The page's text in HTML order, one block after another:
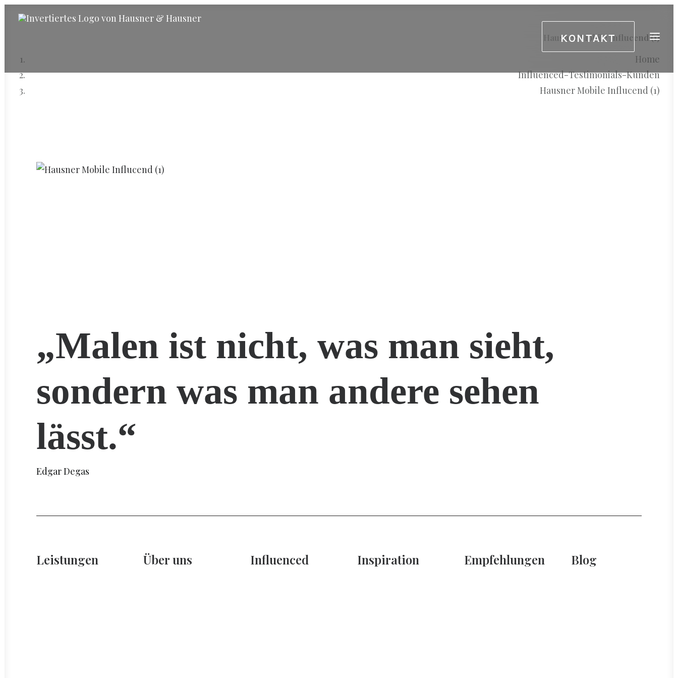
KONTAKT
Hausner Mobile Influcend (1)
Home
Influenced-Testimonials-Kunden
Hausner Mobile Influcend (1)
„Malen ist nicht, was man sieht,
sondern was man andere sehen
lässt.“
Edgar Degas
Leistungen Über uns Influenced Inspiration Empfehlungen Blog